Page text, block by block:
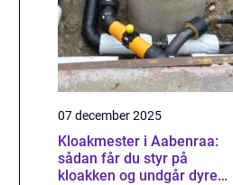
07 december 2025
Kloakmester i Aabenraa:
sådan får du styr på
kloakken og undgår dyre